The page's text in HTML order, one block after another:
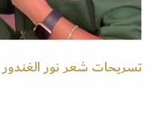
تسريحات شعر نور الغندور